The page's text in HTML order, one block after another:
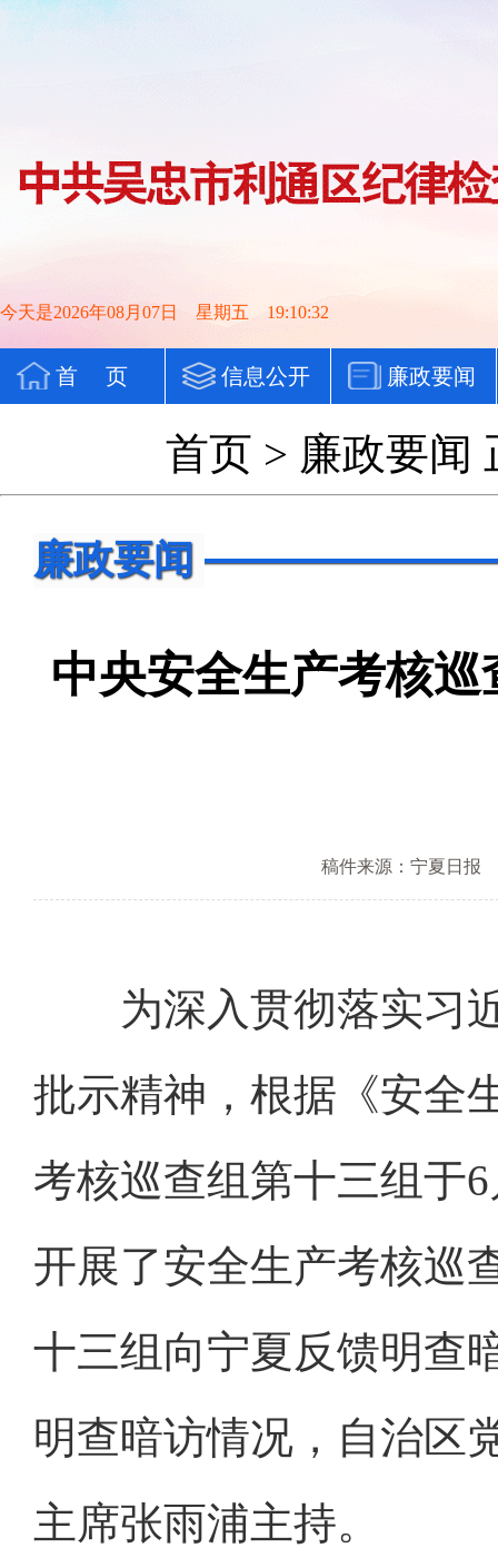
今天是2026年08月07日 星期五 19:10:33
首 页 信息公开 廉政要闻
首页 > 廉政要闻
廉政要闻
中央安全生产考核
稿件来源：宁夏日报
为深入贯彻落实习近
批示精神，根据《安全
考核巡查组第十三组于
开展了安全生产考核巡
十三组向宁夏反馈明查
明查暗访情况，自治区
主席张雨浦主持。